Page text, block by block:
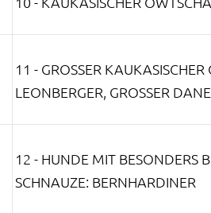
11 - GROSSER KAUKASISCHER
EONBERGER, GROSSER DANE
12 - HUNDE MIT BESONDERS
SCHNAUZE: BERNHARDINER